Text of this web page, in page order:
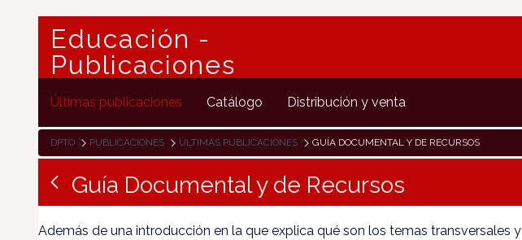
Educación -
Publicaciones
Últimas publicaciones Catálogo Distribución y venta
DPTO PUBLICACIONES ÚLTIMAS PUBLICACIONES GUÍA DOCUMENTAL Y DE RECURSOS
Guía Documental y de Recursos
Además de una introducción en la que explica qué son los temas transversales y